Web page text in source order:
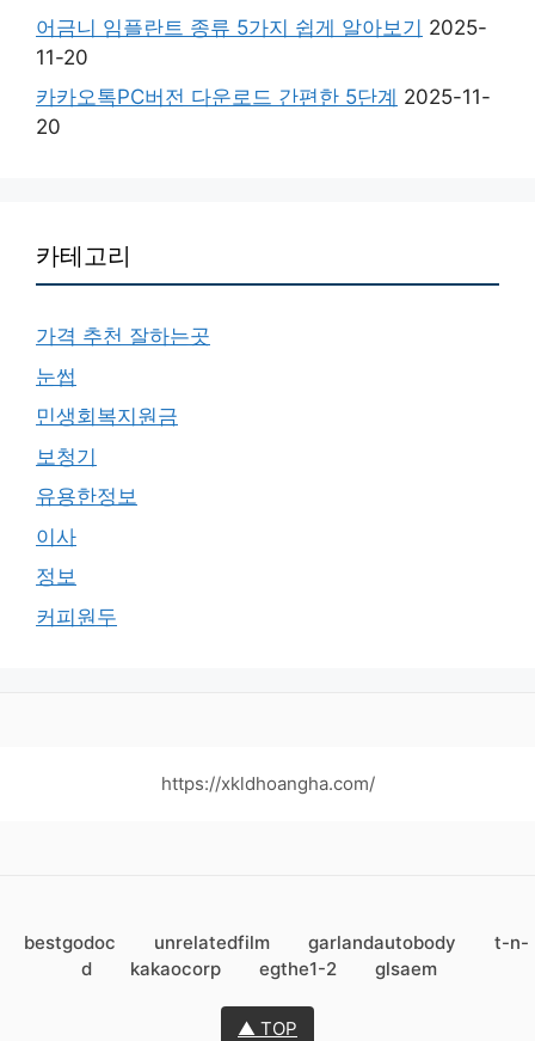
어금니 임플란트 종류 5가지 쉽게 알아보기 2025-
11-20
카카오톡PC버전 다운로드 간편한 5단계 2025-11-
20
카테고리
가격 추천 잘하는곳
눈썹
민생회복지원금
보청기
유용한정보
이사
정보
커피원두
https://xkldhoangha.com/
bestgodoc unrelatedfilm garlandautobody
t-n-
d
kakaocorp egthe1-2 glsaem
▲ TOP